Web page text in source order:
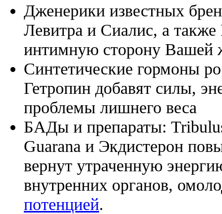
Дженерики известных
Левитра и Сиалис, а
интимную сторону Вашей
Синтетические гормоны
Гетропин добавят силы,
проблемы лишнего веса
БАДы и препараты:
Guarana и Экдистерон
вернут утраченную
внутренних органов,
потенцией.